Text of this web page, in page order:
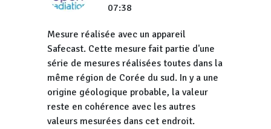
07:38
Mesure réalisée avec un appareil
Safecast. Cette mesure fait partie d'une
série de mesures réalisées toutes dans la
même région de Corée du sud. In y a une
origine géologique probable, la valeur
reste en cohérence avec les autres
valeurs mesurées dans cet endroit.